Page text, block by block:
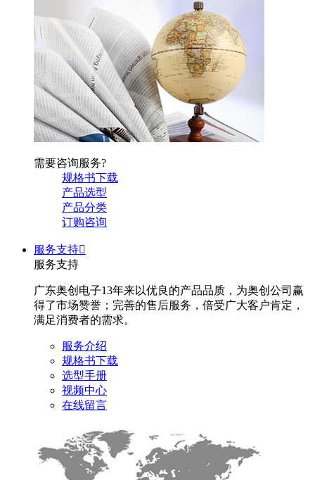
需要咨询服务?
规格书下载
产品选型
产品分类
订购咨询
服务支持
服务支持
广东奥创电子13年来以优良的产品品质，为奥创公司赢
得了市场赞誉；完善的售后服务，倍受广大客户肯定，
满足消费者的需求。
服务介绍
规格书下载
选型手册
视频中心
在线留言